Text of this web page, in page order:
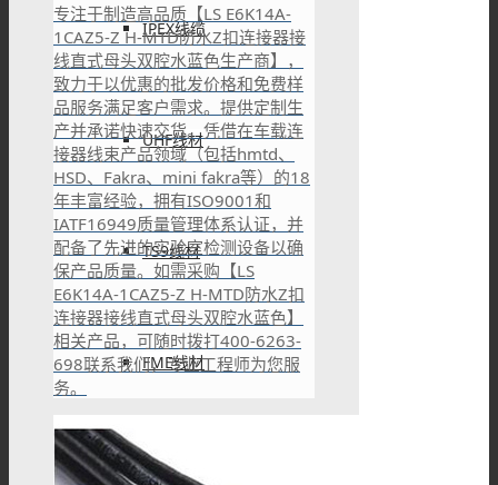
IPEX线缆
UHF线材
TS9线材
FME线材
SMC线材
专注于制造高品质【LS E6K14A-
1CAZ5-Z H-MTD防水Z扣连接器接
线直式母头双腔水蓝色生产商】，
致力于以优惠的批发价格和免费样
品服务满足客户需求。提供定制生
产并承诺快速交货。凭借在车载连
接器线束产品领域（包括hmtd、
HSD、Fakra、mini fakra等）的18
年丰富经验，拥有ISO9001和
IATF16949质量管理体系认证，并
配备了先进的实验室检测设备以确
保产品质量。如需采购【LS
E6K14A-1CAZ5-Z H-MTD防水Z扣
连接器接线直式母头双腔水蓝色】
相关产品，可随时拨打400-6263-
698联系我们，专业工程师为您服
务。